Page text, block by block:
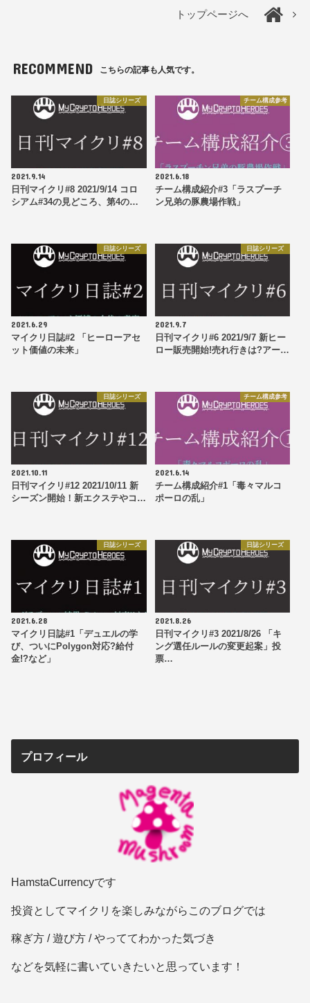
トップページへ
RECOMMEND こちらの記事も人気です。
日誌シリーズ
2021.9.14
日刊マイクリ#8 2021/9/14 コロ
シアム#34の見どころ、第4の…
チーム構成参考
2021.6.18
チーム構成紹介#3「ラスプーチ
ン兄弟の豚農場作戦」
日誌シリーズ
2021.6.29
マイクリ日誌#2 「ヒーローアセ
ット価値の未来」
日誌シリーズ
2021.9.7
日刊マイクリ#6 2021/9/7 新ヒー
ロー販売開始!売れ行きは?アー…
日誌シリーズ
2021.10.11
日刊マイクリ#12 2021/10/11 新
シーズン開始！新エクステやコ…
チーム構成参考
2021.6.14
チーム構成紹介#1「毒々マルコ
ポーロの乱」
日誌シリーズ
2021.6.28
マイクリ日誌#1「デュエルの学
び、ついにPolygon対応?給付
金!?など」
日誌シリーズ
2021.8.26
日刊マイクリ#3 2021/8/26 「キ
ング選任ルールの変更起案」投
票…
プロフィール
HamstaCurrencyです
投資としてマイクリを楽しみながらこのブログでは
稼ぎ方 / 遊び方 / やっててわかった気づき
などを気軽に書いていきたいと思っています！